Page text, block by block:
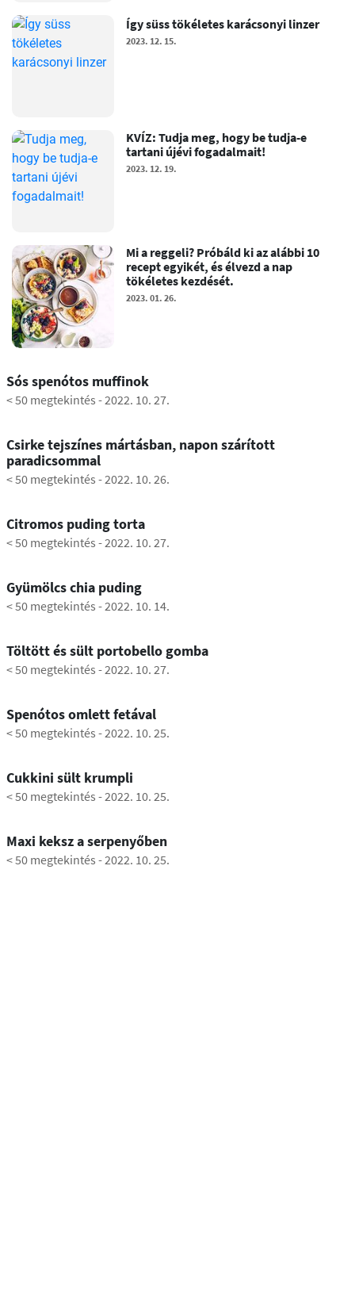
Így süss tökéletes karácsonyi linzer
2023. 12. 15.
KVÍZ: Tudja meg, hogy be tudja-e
tartani újévi fogadalmait!
2023. 12. 19.
Mi a reggeli? Próbáld ki az alábbi 10
recept egyikét, és élvezd a nap
tökéletes kezdését.
2023. 01. 26.
Sós spenótos muffinok
< 50 megtekintés -2022. 10. 27.
Csirke tejszínes mártásban, napon szárított
paradicsommal
< 50 megtekintés -2022. 10. 26.
Citromos puding torta
< 50 megtekintés -2022. 10. 27.
Gyümölcs chia puding
< 50 megtekintés -2022. 10. 14.
Töltött és sült portobello gomba
< 50 megtekintés -2022. 10. 27.
Spenótos omlett fetával
< 50 megtekintés -2022. 10. 25.
Cukkini sült krumpli
< 50 megtekintés -2022. 10. 25.
Maxi keksz a serpenyőben
< 50 megtekintés -2022. 10. 25.